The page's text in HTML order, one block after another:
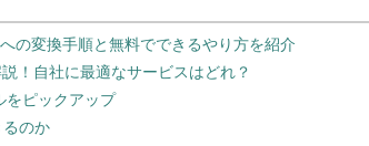
の変換手順と無料でできるやり方を紹介
！自社に最適なサービスはどれ？
をピックアップ
るのか